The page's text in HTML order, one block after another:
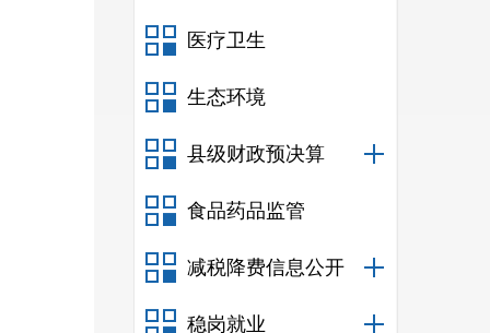
医疗卫生
生态环境
县级财政预决算
食品药品监管
减税降费信息公开
稳岗就业